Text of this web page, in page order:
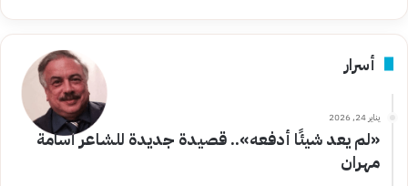
أسرار
يناير 24, 2026
«لم يعد شيئًا أدفعه».. قصيدة جديدة للشاعر أسامة
مهران